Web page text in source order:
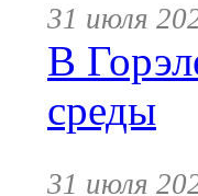
31 июля
В
среды
31 июля